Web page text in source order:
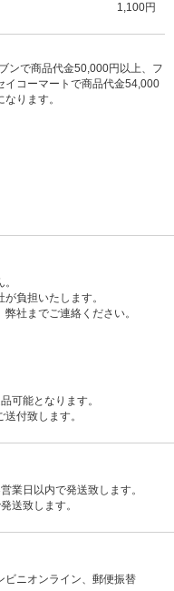
1,100円
ンで商品代金50,000円以上、フ
イコーマートで商品代金54,000
ります。
負担いたします。
社までご連絡ください。
可能となります。
付致します。
業日以内で発送致します。
送致します。
ビニオンライン、郵便振替